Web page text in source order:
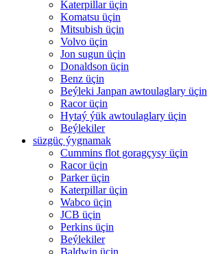
Katerpillar üçin
Komatsu üçin
Mitsubish üçin
Volvo üçin
Jon sugun üçin
Donaldson üçin
Benz üçin
Beýleki Janpan awtoulaglary üçin
Racor üçin
Hytaý ýük awtoulaglary üçin
Beýlekiler
süzgüç ýygnamak
Cummins flot goragçysy üçin
Racor üçin
Parker üçin
Katerpillar üçin
Wabco üçin
JCB üçin
Perkins üçin
Beýlekiler
Baldwin üçin